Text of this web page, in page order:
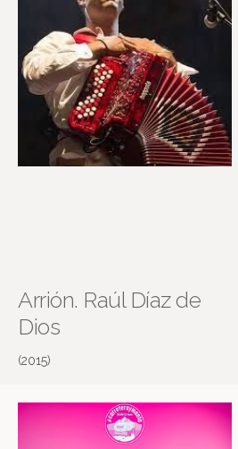
Arrión. Raúl Díaz de
Dios
(2015)